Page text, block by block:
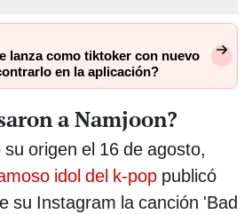
lanza como tiktoker con nuevo
en la aplicación?
a Namjoon?
origen el 16 de agosto,
idol del k-pop publicó
su Instagram la canción 'Bad